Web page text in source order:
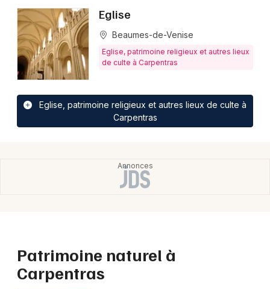
Magazine à Carpentras
Eglise
Beaumes-de-Venise
Eglise, patrimoine religieux et autres lieux
de culte à Carpentras
Eglise, patrimoine religieux et autres lieux de culte à
Carpentras
Patrimoine naturel à
Carpentras